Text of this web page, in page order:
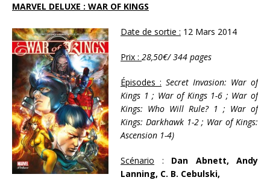
MARVEL DELUXE : WAR OF KINGS
Date de sortie : 12 Mars 2014
Prix : 28,50€/ 344 pages
Épisodes : Secret Invasion: War of
Kings 1 ; War of Kings 1-6 ; War of
Kings: Who Will Rule? 1 ; War of
Kings: Darkhawk 1-2 ; War of Kings:
Ascension 1-4)
Scénario : Dan Abnett, Andy
Lanning, C. B. Cebulski,